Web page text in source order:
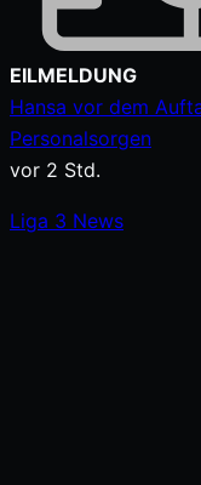
Zum
Inhalt
springen
EILMELDUNG
Hansa vor dem
Personalsorgen
vor 2 Std.
Liga 3 News